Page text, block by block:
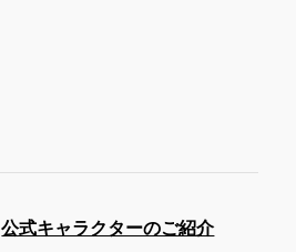
公式キャラクターのご紹介